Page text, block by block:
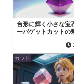
台形に輝く小さな宝
ーバゲットカットの
カット